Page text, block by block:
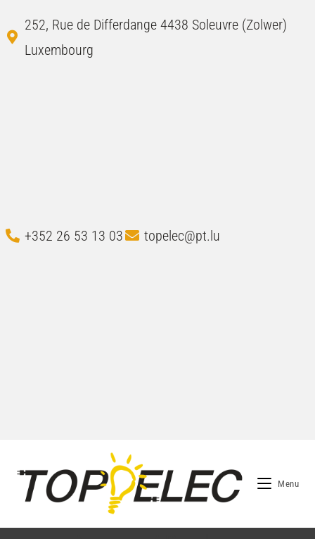
252, Rue de Differdange 4438 Soleuvre (Zolwer)
Luxembourg
+352 26 53 13 03 topelec@pt.lu
Menu